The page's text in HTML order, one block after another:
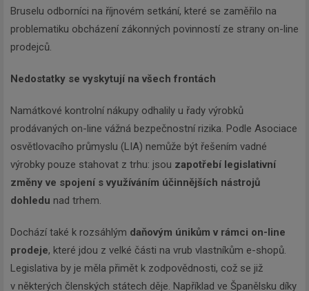
Bruselu odborníci na říjnovém setkání, které se zaměřilo na
problematiku obcházení zákonných povinností ze strany on-line
prodejců.
Nedostatky se vyskytují na všech frontách
Namátkové kontrolní nákupy odhalily u řady výrobků
prodávaných on-line vážná bezpečnostní rizika. Podle Asociace
osvětlovacího průmyslu (LIA) nemůže být řešením vadné
výrobky pouze stahovat z trhu: jsou zapotřebí legislativní
změny ve spojení s využíváním účinnějších nástrojů
dohledu nad trhem.
Dochází také k rozsáhlým daňovým únikům v rámci on-line
prodeje, které jdou z velké části na vrub vlastníkům e-shopů.
Legislativa by je měla přimět k zodpovědnosti, což se již
v některých členských státech děje. Například ve Španělsku díky